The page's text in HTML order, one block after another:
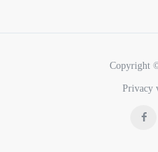
Copyright
Privacy